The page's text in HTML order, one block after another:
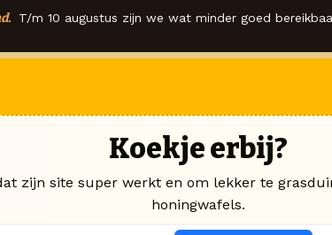
T/m 10 augustus zijn we wat minder goed
Koekje erbij?
zijn site super werkt en om lekker te
honingwafels.